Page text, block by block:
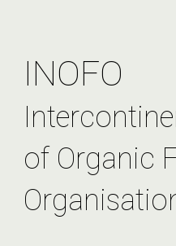
INOFO
of Organic